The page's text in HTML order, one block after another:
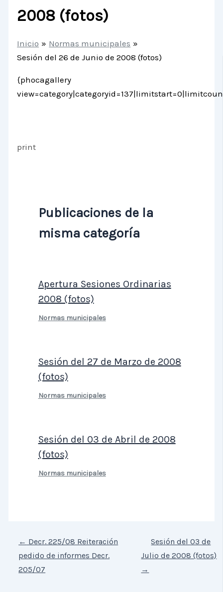
2008 (fotos)
Inicio
Normas municipales
Sesión del 26 de Junio de 2008 (fotos)
{phocagallery
print
Publicaciones de la
misma categoría
Apertura Sesiones Ordinarias
2008 (fotos)
Normas municipales
Sesión del 27 de Marzo de 2008
(fotos)
Normas municipales
Sesión del 03 de Abril de 2008
(fotos)
Normas municipales
← Decr. 225/08 Reiteración
pedido de informes Decr.
205/07
Sesión del 03 de
Julio de 2008 (fotos)
→